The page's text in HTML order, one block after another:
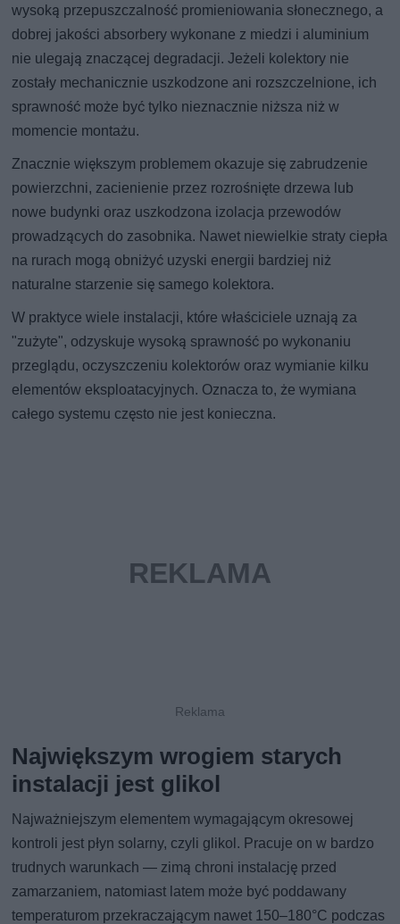
wysoką przepuszczalność promieniowania słonecznego, a
dobrej jakości absorbery wykonane z miedzi i aluminium
nie ulegają znaczącej degradacji. Jeżeli kolektory nie
zostały mechanicznie uszkodzone ani rozszczelnione, ich
sprawność może być tylko nieznacznie niższa niż w
momencie montażu.
Znacznie większym problemem okazuje się zabrudzenie
powierzchni, zacienienie przez rozrośnięte drzewa lub
nowe budynki oraz uszkodzona izolacja przewodów
prowadzących do zasobnika. Nawet niewielkie straty ciepła
na rurach mogą obniżyć uzyski energii bardziej niż
naturalne starzenie się samego kolektora.
W praktyce wiele instalacji, które właściciele uznają za
"zużyte", odzyskuje wysoką sprawność po wykonaniu
przeglądu, oczyszczeniu kolektorów oraz wymianie kilku
elementów eksploatacyjnych. Oznacza to, że wymiana
całego systemu często nie jest konieczna.
Największym wrogiem starych
instalacji jest glikol
Najważniejszym elementem wymagającym okresowej
kontroli jest płyn solarny, czyli glikol. Pracuje on w bardzo
trudnych warunkach — zimą chroni instalację przed
zamarzaniem, natomiast latem może być poddawany
temperaturom przekraczającym nawet 150–180°C podczas